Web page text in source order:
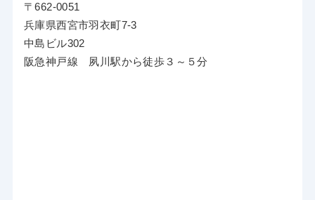
〒662-0051
兵庫県西宮市羽衣町7-3
中島ビル302
阪急神戸線 夙川駅から徒歩３～５分